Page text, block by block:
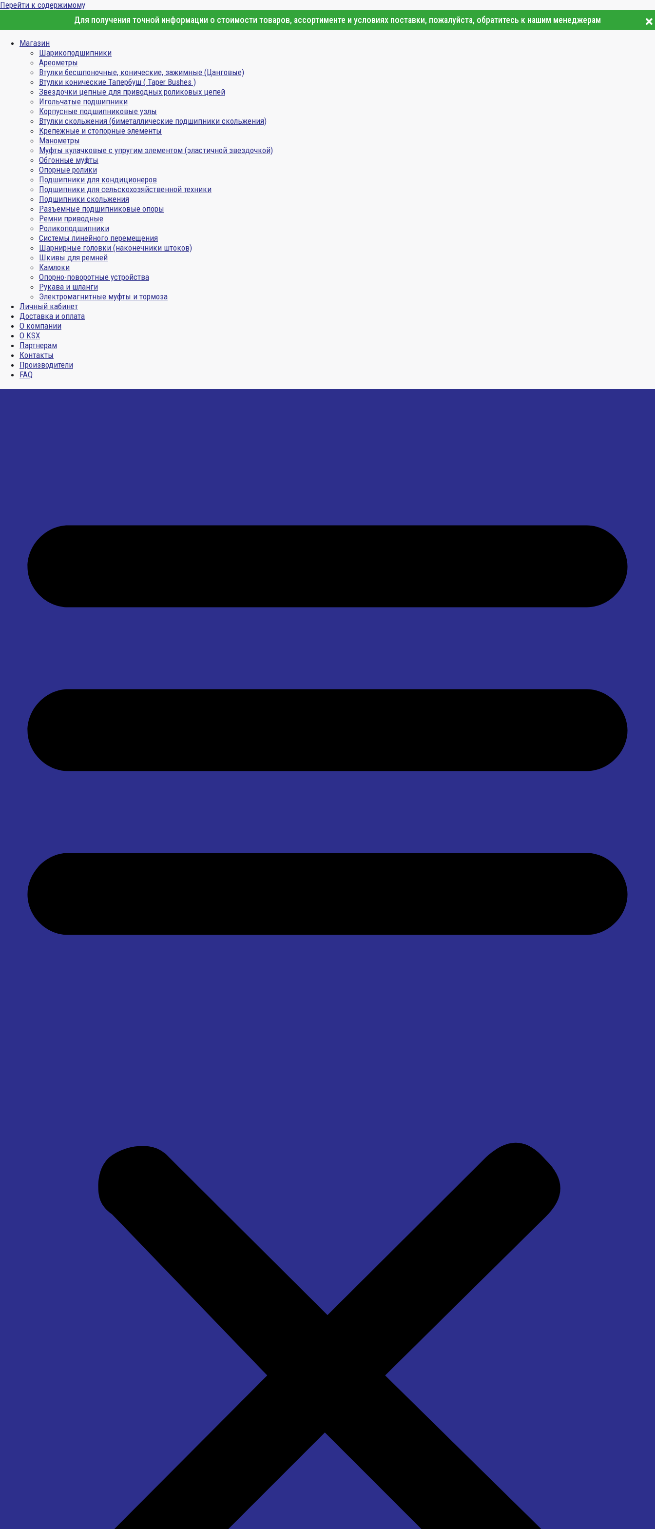
Перейти к содержимому
Для получения точной информации о стоимости товаров, ассортименте и условиях поставки, пожалуйста, обратитесь к нашим менеджерам
Магазин
Шарикоподшипники
Ареометры
Втулки бесшпоночные, конические, зажимные (Цанговые)
Втулки конические Тапербуш ( Taper Bushes )
Звездочки цепные для приводных роликовых цепей
Игольчатые подшипники
Корпусные подшипниковые узлы
Втулки скольжения (биметаллические подшипники скольжения)
Крепежные и стопорные элементы
Манометры
Муфты кулачковые с упругим элементом (эластичной звездочкой)
Обгонные муфты
Опорные ролики
Подшипники для кондиционеров
Подшипники для сельскохозяйственной техники
Подшипники скольжения
Разъемные подшипниковые опоры
Ремни приводные
Роликоподшипники
Системы линейного перемещения
Шарнирные головки (наконечники штоков)
Шкивы для ремней
Камлоки
Опорно-поворотные устройства
Рукава и шланги
Электромагнитные муфты и тормоза
Личный кабинет
Доставка и оплата
О компании
О KSX
Партнерам
Контакты
Производители
FAQ